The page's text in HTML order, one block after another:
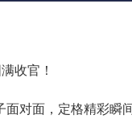
收官！
对面，定格精彩瞬间